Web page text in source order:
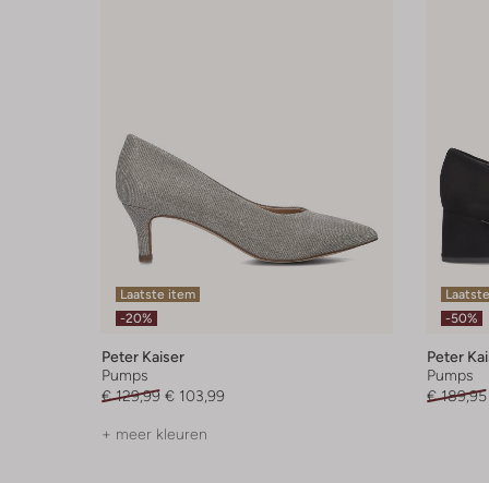
Laatste item
-20%
Peter Kaiser
Pumps
€ 129,99 € 103,99
+ meer kleuren
-50%
Peter
Pumps
€ 189,95